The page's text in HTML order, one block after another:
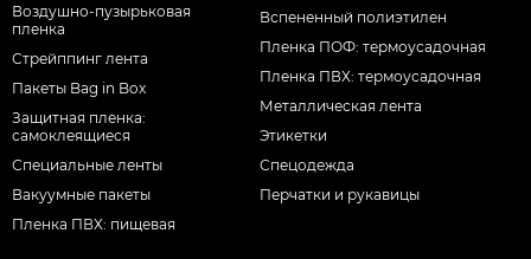
Воздушно-пузырьковая
пленка
Стрейппинг лента
Пакеты Bag in Box
Защитная пленка:
самоклеящиеся
Специальные ленты
Вакуумные пакеты
Пленка ПВХ: пищевая
Вспененный полиэтилен
Пленка ПОФ: термоусадочная
Пленка ПВХ: термоусадочная
Металлическая лента
Этикетки
Спецодежда
Перчатки и рукавицы